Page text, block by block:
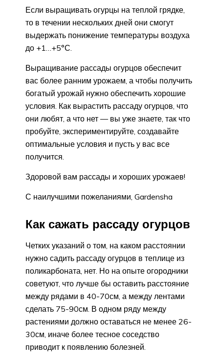
Если выращивать огурцы на теплой грядке,
то в течении нескольких дней они смогут
выдержать понижение температуры воздуха
до +1…+5°С.
Выращивание рассады огурцов обеспечит
вас более ранним урожаем, а чтобы получить
богатый урожай нужно обеспечить хорошие
условия. Как вырастить рассаду огурцов, что
они любят, а что нет — вы уже знаете, так что
пробуйте, экспериментируйте, создавайте
оптимальные условия и пусть у вас все
получится.
Здоровой вам рассады и хороших урожаев!
С наилучшими пожеланиями, Gardensha
Как сажать рассаду огурцов
Четких указаний о том, на каком расстоянии
нужно садить рассаду огурцов в теплице из
поликарбоната, нет. Но на опыте огородники
советуют, что лучше бы оставить расстояние
между рядами в 40-70см, а между лентами
сделать 75-90см. В одном ряду между
растениями должно оставаться не менее 26-
30см, иначе более тесное соседство
приводит к появлению болезней.